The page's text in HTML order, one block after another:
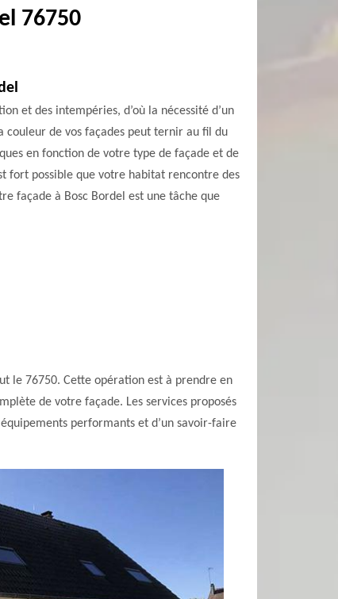
76750
et des intempéries, d’où la nécessité d’un
couleur de vos façades peut ternir au fil du
en fonction de votre type de façade et de
fort possible que votre habitat rencontre des
façade à Bosc Bordel est une tâche que
le 76750. Cette opération est à prendre en
de votre façade. Les services proposés
performants et d’un savoir-faire